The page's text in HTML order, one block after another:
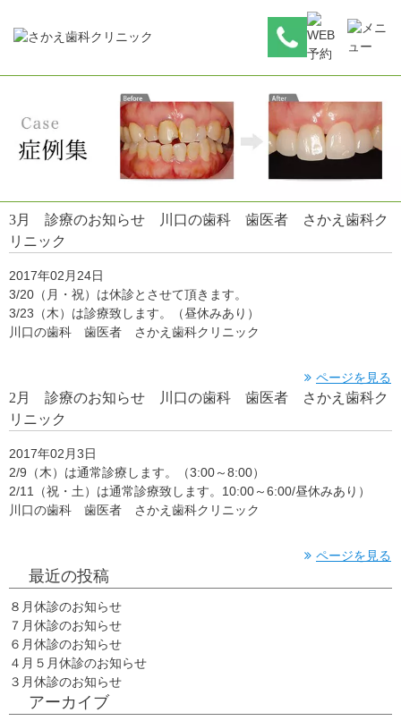
3月 診療のお知らせ 川口の歯科 歯医者 さかえ歯科ク
リニック
2017年02月24日
3/20（月・祝）は休診とさせて頂きます。
3/23（木）は診療致します。（昼休みあり）
川口の歯科 歯医者 さかえ歯科クリニック
ページを見る
2月 診療のお知らせ 川口の歯科 歯医者 さかえ歯科ク
リニック
2017年02月3日
2/9（木）は通常診療します。（3:00～8:00）
2/11（祝・土）は通常診療致します。10:00～6:00/昼休みあり）
川口の歯科 歯医者 さかえ歯科クリニック
ページを見る
最近の投稿
８月休診のお知らせ
７月休診のお知らせ
６月休診のお知らせ
４月５月休診のお知らせ
３月休診のお知らせ
アーカイブ